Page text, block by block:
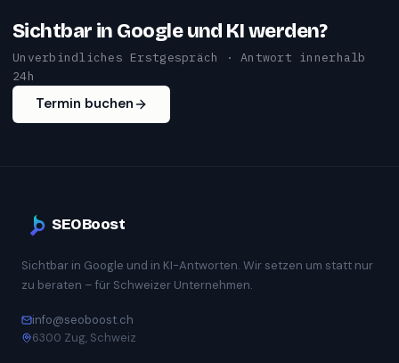
Sichtbar in Google und KI werden?
Unverbindliches Erstgespräch · Antwort innerhalb
24h
Termin buchen
SEOBoost
Sichtbar in Google und in KI-Antworten. Wir setzen um statt nur
zu beraten – für Schweizer Unternehmen.
info@seoboost.ch
6300 Zug, Schweiz